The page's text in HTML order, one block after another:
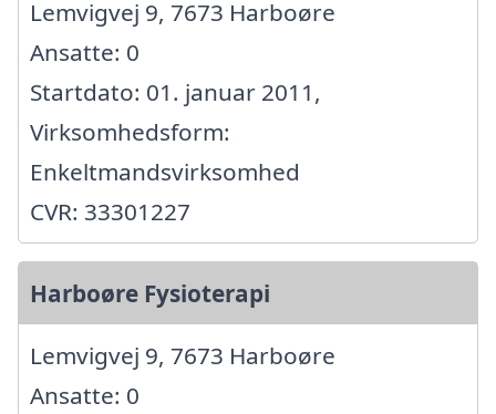
Lemvigvej 9, 7673 Harboøre
Ansatte: 0
Startdato: 01. januar 2011,
Virksomhedsform:
Enkeltmandsvirksomhed
CVR: 33301227
Harboøre Fysioterapi
Lemvigvej 9, 7673 Harboøre
Ansatte: 0